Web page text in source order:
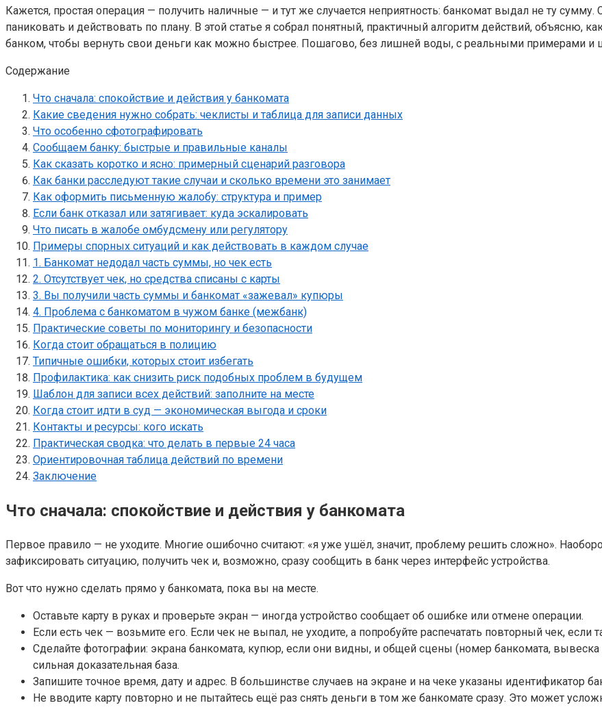
Кажется, простая операция — получить наличные — и тут же случается неприятность: банкомат выдал не ту
паниковать и действовать по плану. В этой статье я собрал понятный, практичный алгоритм действий, объясню,
банком, чтобы вернуть свои деньги как можно быстрее. Пошагово, без лишней воды, с реальными примерами и
Содержание
Что сначала: спокойствие и действия у банкомата
Какие сведения нужно собрать: чеклисты и таблица для записи данных
Что особенно сфотографировать
Сообщаем банку: быстрые и правильные каналы
Как сказать коротко и ясно: примерный сценарий разговора
Как банки расследуют такие случаи и сколько времени это занимает
Как оформить письменную жалобу: структура и пример
Если банк отказал или затягивает: куда эскалировать
Что писать в жалобе омбудсмену или регулятору
Примеры спорных ситуаций и как действовать в каждом случае
1. Банкомат недодал часть суммы, но чек есть
2. Отсутствует чек, но средства списаны с карты
3. Вы получили часть суммы и банкомат «зажевал» купюры
4. Проблема с банкоматом в чужом банке (межбанк)
Практические советы по мониторингу и безопасности
Когда стоит обращаться в полицию
Типичные ошибки, которых стоит избегать
Профилактика: как снизить риск подобных проблем в будущем
Шаблон для записи всех действий: заполните на месте
Когда стоит идти в суд — экономическая выгода и сроки
Контакты и ресурсы: кого искать
Практическая сводка: что делать в первые 24 часа
Ориентировочная таблица действий по времени
Заключение
Что сначала: спокойствие и действия у банкомата
Первое правило — не уходите. Многие ошибочно считают: «я уже ушёл, значит, проблему решить сложно».
зафиксировать ситуацию, получить чек и, возможно, сразу сообщить в банк через интерфейс устройства.
Вот что нужно сделать прямо у банкомата, пока вы на месте.
Оставьте карту в руках и проверьте экран — иногда устройство сообщает об ошибке или отмене операции.
Если есть чек — возьмите его. Если чек не выпал, не уходите, а попробуйте распечатать повторный чек, если
Сделайте фотографии: экрана банкомата, купюр, если они видны, и общей сцены (номер банкомата,
сильная доказательная база.
Запишите точное время, дату и адрес. В большинстве случаев на экране и на чеке указаны идентификатор
Не вводите карту повторно и не пытайтесь ещё раз снять деньги в том же банкомате сразу. Это может